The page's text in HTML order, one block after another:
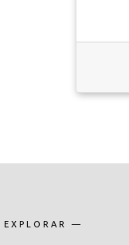
EXPLORAR —